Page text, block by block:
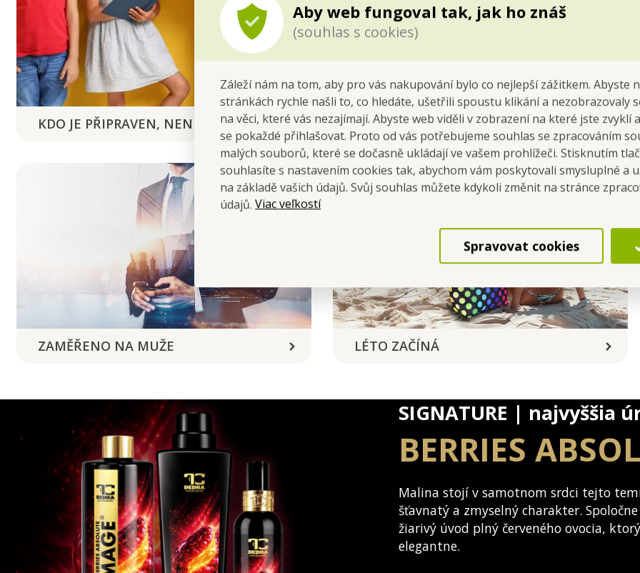
Aby web fungoval tak, jak ho znáš
(souhlas s cookies)
Záleží nám na tom, aby pro vás nakupování bylo co nejlepší zážitkem. Abyste
stránkách rychle našli to, co hledáte, ušetřili spoustu klikání a nezobrazovaly
na věci, které vás nezajímají. Abyste web viděli v zobrazení na které jste zvyklí
se pokaždé přihlašovat. Proto od vás potřebujeme souhlas se zpracováním
malých souborů, které se dočasně ukládají ve vašem prohlížeči. Stisknutím
souhlasíte s nastavením cookies tak, abychom vám poskytovali smysluplné a
na základě vašich údajů. Svůj souhlas můžete kdykoli změnit na stránce
údajů.Viac veľkostí
Spravovat cookies
KDO JE PŘIPRAVEN, NENÍ PŘEKVAPEN VŽDY ČISTÉ A
ZAMĚŘENO NA MUŽE LÉTO ZAČÍNÁ
SIGNATURE | najvyššia
BERRIES
Malina stojí v samotnom srdci tejto
šťavnatý a zmyselný charakter.
žiarivý úvod plný červeného ovocia,
elegantne.